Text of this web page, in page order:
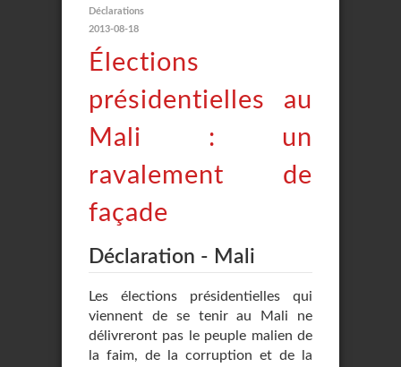
Déclarations
2013-08-18
Élections
présidentielles au
Mali : un
ravalement de
façade
Déclaration - Mali
Les élections présidentielles qui
viennent de se tenir au Mali ne
délivreront pas le peuple malien de
la faim, de la corruption et de la